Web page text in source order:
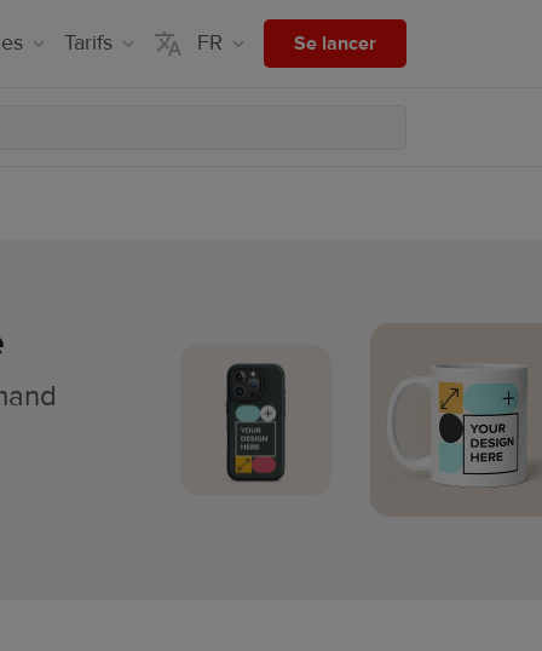
Tarifs FR Se lancer